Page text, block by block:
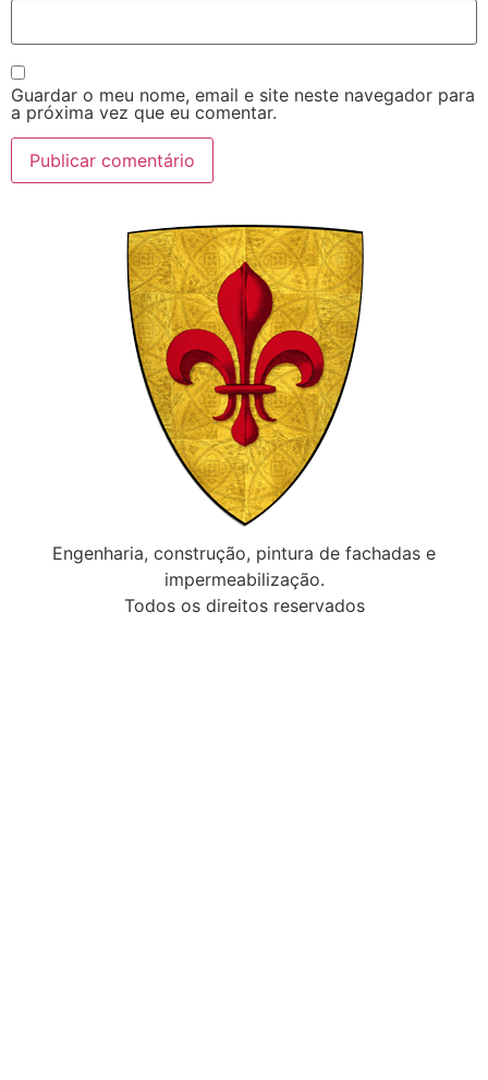
Guardar o meu nome, email e site neste navegador para
a próxima vez que eu comentar.
Engenharia, construção, pintura de fachadas e
impermeabilização.
Todos os direitos reservados